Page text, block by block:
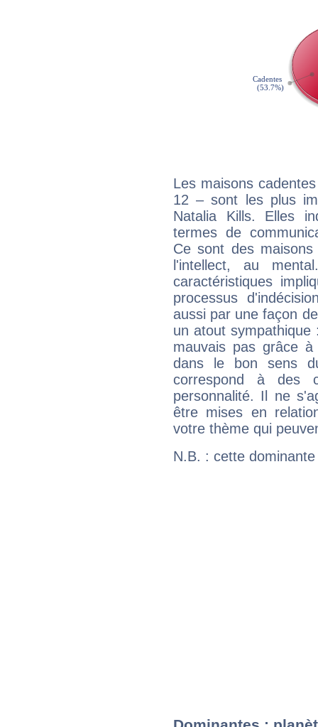
Les maisons
12 – sont les plus
Natalia Kills. Elles
termes de
Ce sont des
l'intellect, au
caractéristiques
processus
aussi par une façon
un atout
mauvais pas grâce
dans le bon sens
correspond à des
personnalité. Il ne
être mises en
votre thème qui
N.B. : cette